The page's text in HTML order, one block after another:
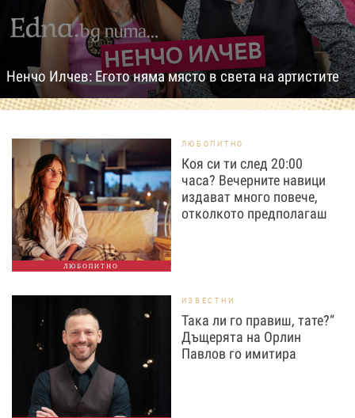
Ненчо Илчев: Егото няма място в света на артистите
ЛЮБОПИТНО
ЛЮБОПИТНО
Коя си ти след 20:00
часа? Вечерните навици
издават много повече,
отколкото предполагаш
ИЗВЕСТНИ
Така ли го правиш, тате?“
Дъщерята на Орлин
Павлов го имитира